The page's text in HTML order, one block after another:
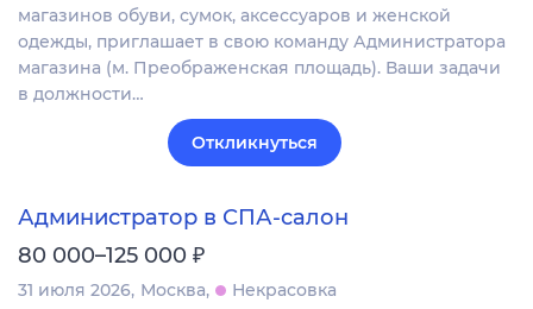
магазинов обуви, сумок, аксессуаров и женской
одежды, приглашает в свою команду Администратора
магазина (м. Преображенская площадь). Ваши задачи
в должности…
Откликнуться
Администратор в СПА-салон
80 000–125 000 ₽
31 июля 2026 Москва
Некрасовка